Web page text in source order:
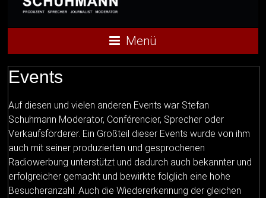
Menü
Events
Auf diesen und vielen anderen Events war Stefan
Schuhmann Moderator, Conférencier, Sprecher oder
Verkaufsförderer. Ein Großteil dieser Events wurde von ihm
auch mit seiner produzierten und gesprochenen
Radiowerbung unterstützt und dadurch auch bekannter und
erfolgreicher gemacht und bewirkte folglich eine hohe
Besucheranzahl. Auch die Wiedererkennung der gleichen